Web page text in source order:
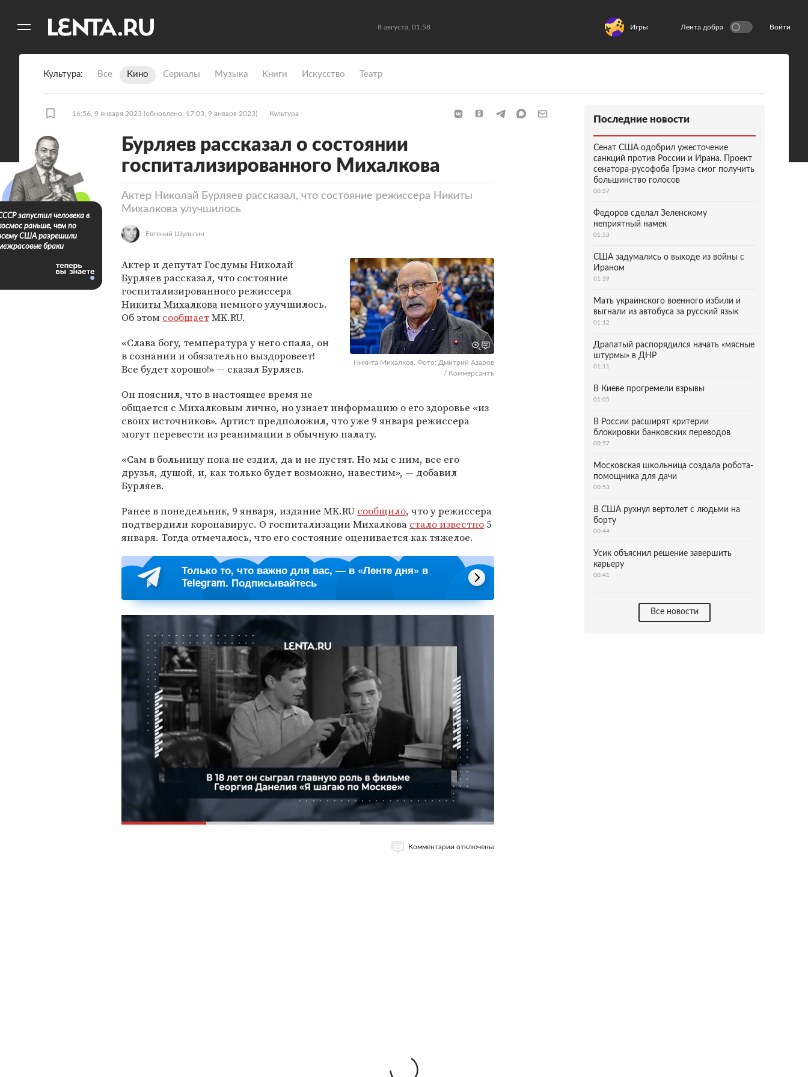
8 августа, 01:58 Игры Лента добра Войти
Культура Все Кино Сериалы Музыка Книги Искусство Театр
16:56, 9 января 2023 (обновлено: 17:03, 9 января 2023) Культура
Бурляев рассказал о состоянии
госпитализированного Михалкова
Актер Николай Бурляев рассказал, что состояние режиссера Никиты
Михалкова улучшилось
Евгений Шульгин
Никита Михалков. Фото: Дмитрий Азаров
/ Коммерсантъ
Актер и депутатГосдумыНиколай
Бурляеврассказал, что состояние
госпитализированного режиссера
Никиты Михалкованемного улучшилось.
Об этом сообщаетMK.RU.
«Слава богу, температура у него спала, он
в сознании и обязательно выздоровеет!
Все будет хорошо!» — сказал Бурляев.
Он пояснил, что в настоящее время не
общается с Михалковым лично, но узнает информацию о его здоровье «из
своих источников». Артист предположил, что уже 9 января режиссера
могут перевести из реанимации в обычную палату.
«Сам в больницу пока не ездил, да и не пустят. Но мы с ним, все его
друзья, душой, и, как только будет возможно, навестим», — добавил
Бурляев.
Ранее в понедельник, 9 января, издание MK.RU сообщило, что у режиссера
подтвердили коронавирус. О госпитализации Михалкова стало известно 5
января. Тогда отмечалось, что его состояние оценивается как тяжелое.
Только то, что важно для вас, — в «Ленте дня» в
Telegram. Подписывайтесь
Комментарии отключены
запустил человека в
раньше, чем по
США разрешили
браки
Последние новости
Сенат США одобрил ужесточение
санкций против России и Ирана. Проект
сенатора-русофоба Грэма смог получить
большинство голосов
00:57
Федоров сделал Зеленскому
неприятный намек
01:53
США задумались о выходе из войны с
Ираном
01:39
Мать украинского военного избили и
выгнали из автобуса за русский язык
01:12
Драпатый распорядился начать «мясные
штурмы» в ДНР
01:11
В Киеве прогремели взрывы
01:05
В России расширят критерии
блокировки банковских переводов
00:57
Московская школьница создала робота-
помощника для дачи
00:53
В США рухнул вертолет с людьми на
борту
00:44
Усик объяснил решение завершить
карьеру
00:41
Все новости